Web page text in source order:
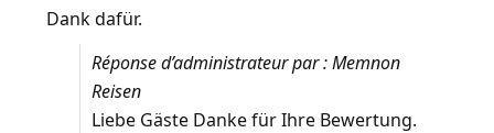
Dank dafür.
Réponse d’administrateur par : Memnon
Reisen
Liebe Gäste Danke für Ihre Bewertung.